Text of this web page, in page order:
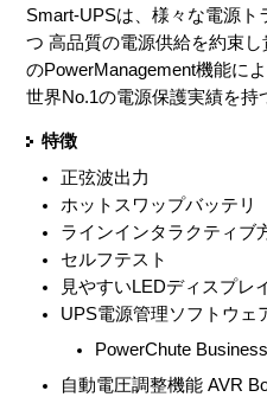
Smart-UPSは、様々な電源
つ 高品質の電源供給を約束
のPowerManagement機能に
世界No.1の電源保護実績を持
特徴
正弦波出力
ホットスワップバッテリ
ラインインタラクティブ
セルフテスト
見やすいLEDディスプレ
UPS電源管理ソフトウ
PowerChute
自動電圧調整機能 AVR